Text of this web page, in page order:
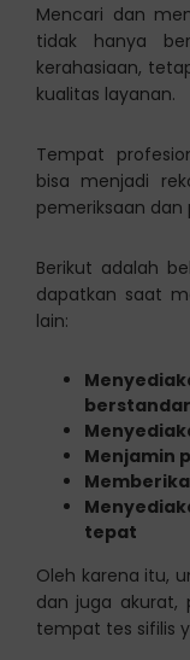
Mencari dan
tidak hanya
kerahasiaan,
kualitas layanan.
Tempat
bisa menjadi
pemeriksaan dan
Berikut adalah
dapatkan saat
lain:
Menjamin
tepat
Oleh karena itu,
dan juga akurat,
tempat tes sifilis